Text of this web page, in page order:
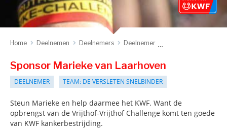
Home Deelnemen Deelnemers Deelnemer
Sponsor Marieke van Laarhoven
DEELNEMER TEAM: DE VERSLETEN SNELBINDER
Steun Marieke en help daarmee het KWF. Want de
opbrengst van de Vrijthof-Vrijthof Challenge komt ten goede
van KWF kankerbestrijding.